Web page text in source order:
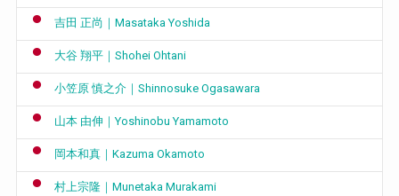
吉田 正尚｜Masataka Yoshida
大谷 翔平｜Shohei Ohtani
小笠原 慎之介｜Shinnosuke Ogasawara
山本 由伸｜Yoshinobu Yamamoto
岡本和真｜Kazuma Okamoto
村上宗隆｜Munetaka Murakami